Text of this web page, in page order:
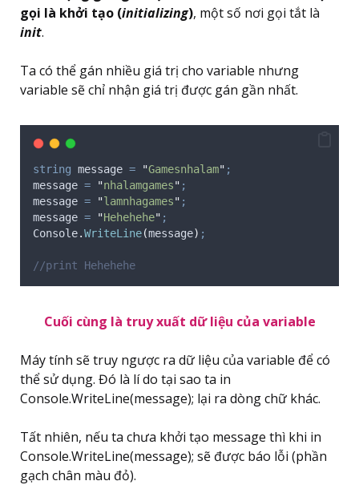
gọi là khởi tạo (initializing), một số nơi gọi tắt là
init.
Ta có thể gán nhiều giá trị cho variable nhưng
variable sẽ chỉ nhận giá trị được gán gần nhất.
string message = "Gamesnhalam" ;
message = "nhalamgames" ;
message = "lamnhagames" ;
message = "Hehehehe" ;
Console.WriteLine(message) ;
//print Hehehehe
Cuối cùng là truy xuất dữ liệu của variable
Máy tính sẽ truy ngược ra dữ liệu của variable để có
thể sử dụng. Đó là lí do tại sao ta in
Console.WriteLine(message); lại ra dòng chữ khác.
Tất nhiên, nếu ta chưa khởi tạo message thì khi in
Console.WriteLine(message); sẽ được báo lỗi (phần
gạch chân màu đỏ).